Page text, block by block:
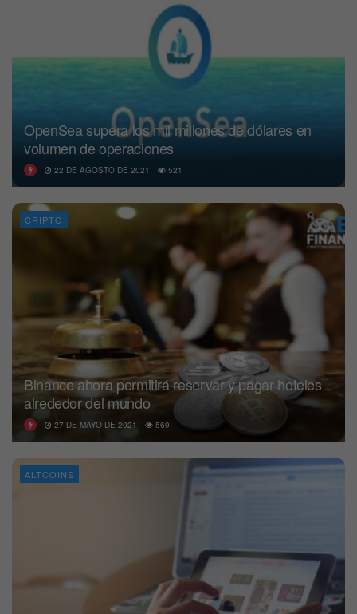
OpenSea supera los mil millones de dólares en
volumen de operaciones
22 DE AGOSTO DE 2021 521
CRIPTO
Binance ahora permitirá reservar y pagar hoteles
alrededor del mundo
27 DE MAYO DE 2021 569
ALTCOINS